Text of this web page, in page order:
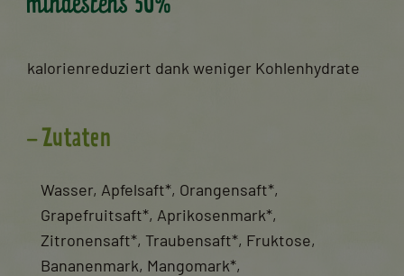
mindestens 50%
kalorienreduziert dank weniger Kohlenhydrate
Zutaten
Wasser, Apfelsaft*, Orangensaft*,
Grapefruitsaft*, Aprikosenmark*,
Zitronensaft*, Traubensaft*, Fruktose,
Bananenmark, Mangomark*,